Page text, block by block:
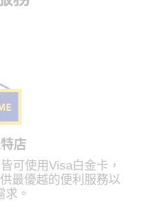
店
可使用Visa白金卡，
最優越的便利服務以
求。